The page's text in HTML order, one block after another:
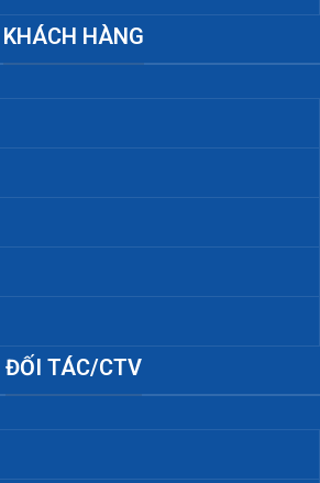
KHÁCH HÀNG
ĐỐI TÁC/CTV